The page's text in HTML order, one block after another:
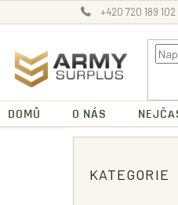
na
+420 720 189 102
DOMŮ O NÁS
kategorie
KATEGORIE